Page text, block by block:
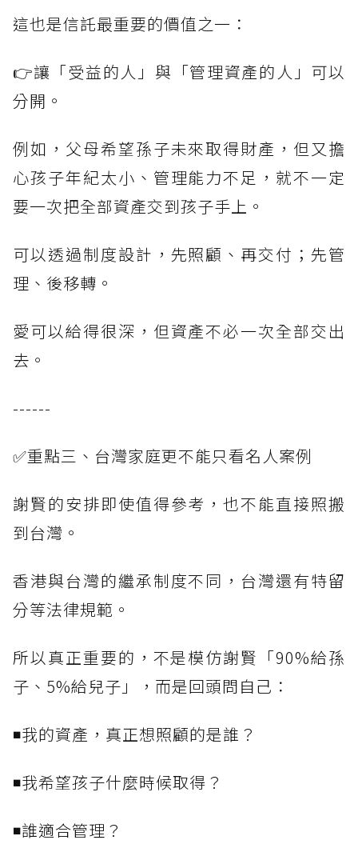
這也是信託最重要的價值之一：
👉讓「受益的人」與「管理資產的人」可以
分開。
例如，父母希望孫子未來取得財產，但又擔
心孩子年紀太小、管理能力不足，就不一定
要一次把全部資產交到孩子手上。
可以透過制度設計，先照顧、再交付；先管
理、後移轉。
愛可以給得很深，但資產不必一次全部交出
去。
------
✅重點三、台灣家庭更不能只看名人案例
謝賢的安排即使值得參考，也不能直接照搬
到台灣。
香港與台灣的繼承制度不同，台灣還有特留
分等法律規範。
所以真正重要的，不是模仿謝賢「90%給孫
子、5%給兒子」，而是回頭問自己：
◾我的資產，真正想照顧的是誰？
◾我希望孩子什麼時候取得？
◾誰適合管理？